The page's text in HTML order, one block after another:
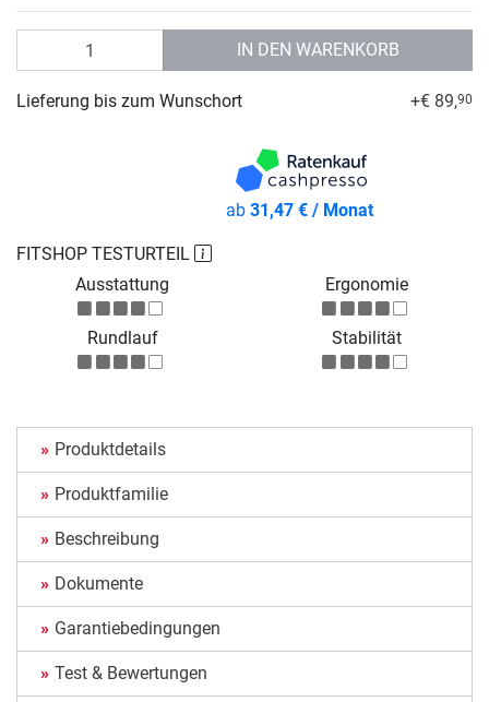
IN DEN WARENKORB
FITSHOP TESTURTEIL
Ausstattung
Ergonomie
Rundlauf Stabilität
Lieferung bis zum Wunschort +€ 89,90
ab 31,47 € / Monat
Produktdetails
Produktfamilie
Beschreibung
Dokumente
Garantiebedingungen
Test & Bewertungen